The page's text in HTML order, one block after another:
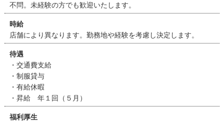
不問。未経験の方でも歓迎いたします。
時給
店舗により異なります。勤務地や経験を考慮し決定します。
待遇
・交通費支給
・制服貸与
・有給休暇
・昇給 年１回（５月）
福利厚生